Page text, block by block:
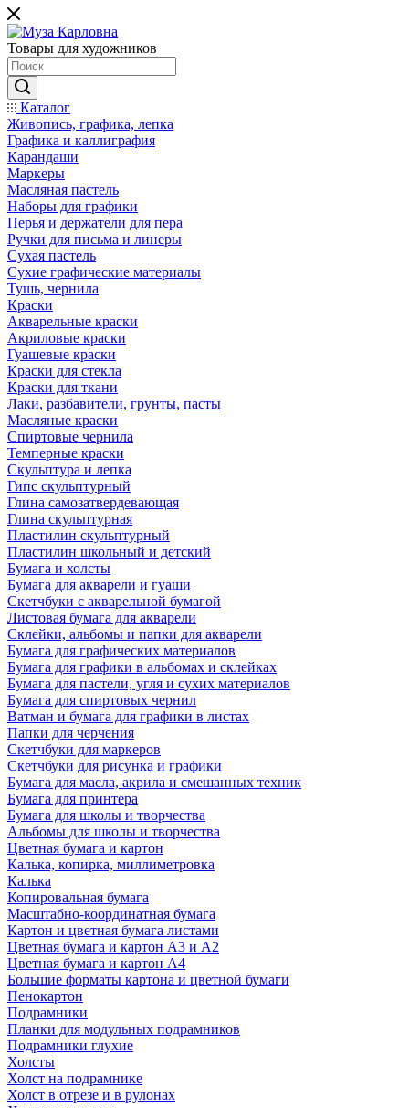
Товары для художников
Каталог
Живопись, графика, лепка
Графика и каллиграфия
Карандаши
Маркеры
Масляная пастель
Наборы для графики
Перья и держатели для пера
Ручки для письма и линеры
Сухая пастель
Сухие графические материалы
Тушь, чернила
Краски
Акварельные краски
Акриловые краски
Гуашевые краски
Краски для стекла
Краски для ткани
Лаки, разбавители, грунты, пасты
Масляные краски
Спиртовые чернила
Темперные краски
Скульптура и лепка
Гипс скульптурный
Глина самозатвердевающая
Глина скульптурная
Пластилин скульптурный
Пластилин школьный и детский
Бумага и холсты
Бумага для акварели и гуаши
Скетчбуки с акварельной бумагой
Листовая бумага для акварели
Склейки, альбомы и папки для акварели
Бумага для графических материалов
Бумага для графики в альбомах и склейках
Бумага для пастели, угля и сухих материалов
Бумага для спиртовых чернил
Ватман и бумага для графики в листах
Папки для черчения
Скетчбуки для маркеров
Скетчбуки для рисунка и графики
Бумага для масла, акрила и смешанных техник
Бумага для принтера
Бумага для школы и творчества
Альбомы для школы и творчества
Цветная бумага и картон
Калька, копирка, миллиметровка
Калька
Копировальная бумага
Масштабно-координатная бумага
Картон и цветная бумага листами
Цветная бумага и картон А3 и А2
Цветная бумага и картон А4
Большие форматы картона и цветной бумаги
Пенокартон
Подрамники
Планки для модульных подрамников
Подрамники глухие
Холсты
Холст на подрамнике
Холст в отрезе и в рулонах